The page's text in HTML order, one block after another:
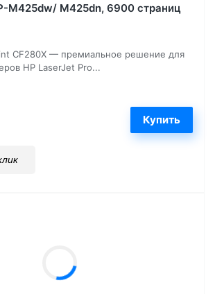
M425dw/ M425dn, 6900 страниц
CF280X — премиальное решение для
HP LaserJet Pro...